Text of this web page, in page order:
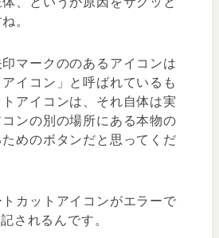
。
マークののあるアイコンは
アイコン」と呼ばれているも
アイコンは、それ自体は実
ンの別の場所にある本物の
めのボタンだと思ってくだ
カットアイコンがエラーで
されるんです。